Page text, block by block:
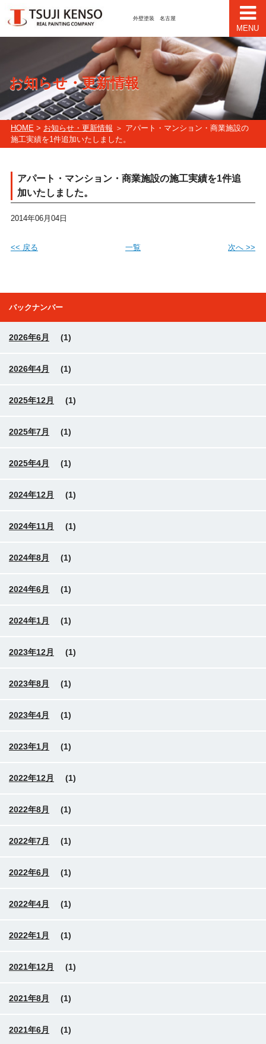
外壁塗装 名古屋
MENU
お知らせ・更新情報
HOME> お知らせ・更新情報 ＞ アパート・マンション・商業施設の
施工実績を1件追加いたしました。
アパート・マンション・商業施設の施工実績を1件追
加いたしました。
2014年06月04日
<< 戻る 一覧 次へ >>
バックナンバー
2026年6月 (1)
2026年4月 (1)
2025年12月 (1)
2025年7月 (1)
2025年4月 (1)
2024年12月 (1)
2024年11月 (1)
2024年8月 (1)
2024年6月 (1)
2024年1月 (1)
2023年12月 (1)
2023年8月 (1)
2023年4月 (1)
2023年1月 (1)
2022年12月 (1)
2022年8月 (1)
2022年7月 (1)
2022年6月 (1)
2022年4月 (1)
2022年1月 (1)
2021年12月 (1)
2021年8月 (1)
2021年6月 (1)